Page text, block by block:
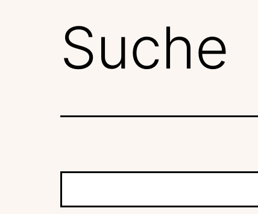
Suche